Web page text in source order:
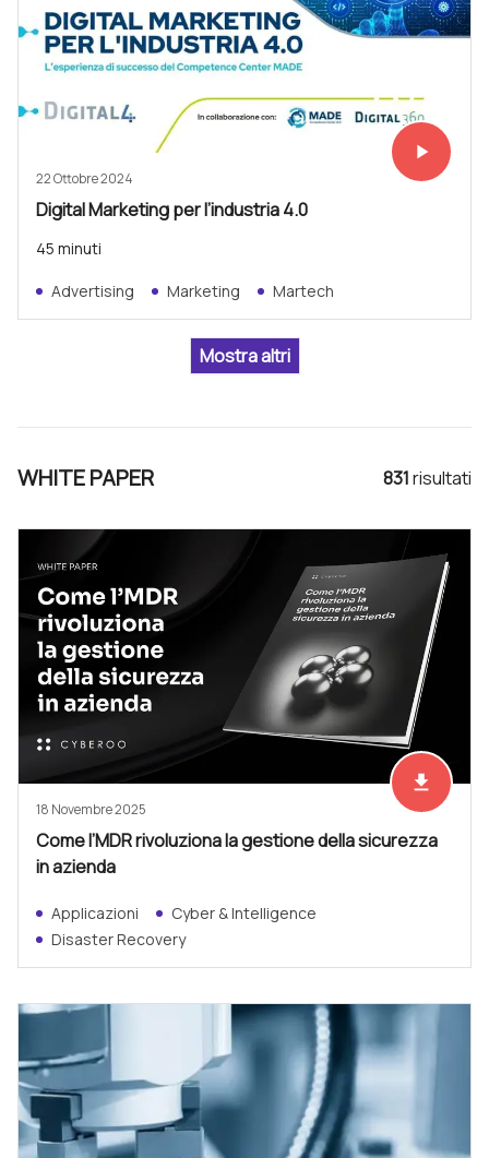
Vedi subito
play_arrow
22 Ottobre 2024
Digital Marketing per l’industria 4.0
45 minuti
Advertising Marketing Martech
WHITE PAPER 831risultati
Scarica
file_download
18 Novembre 2025
Come l’MDR rivoluziona la gestione della sicurezza
in azienda
Applicazioni
Cyber & Intelligence
Disaster Recovery